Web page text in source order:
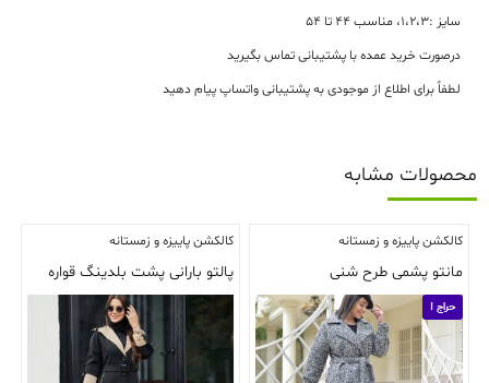
سایز :1،2،3، مناسب 44 تا 54
درصورت خرید عمده با پشتیبانی تماس بگیرید
لطفاً برای اطلاع از موجودی به پشتیبانی واتساپ پیام دهید
محصولات مشابه
کالکشن پاییزه و زمستانه
مانتو پشمی طرح شنی
حراج !
کالکشن پاییزه و زمستانه
پالتو بارانی پشت بلدینگ قواره